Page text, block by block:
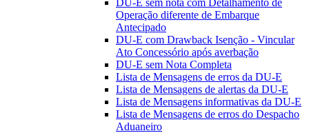
DU-E sem nota com Detalhamento de
Operação diferente de Embarque
Antecipado
DU-E com Drawback Isenção - Vincular
Ato Concessório após averbação
DU-E sem Nota Completa
Lista de Mensagens de erros da DU-E
Lista de Mensagens de alertas da DU-E
Lista de Mensagens informativas da DU-E
Lista de Mensagens de erros do Despacho
Aduaneiro